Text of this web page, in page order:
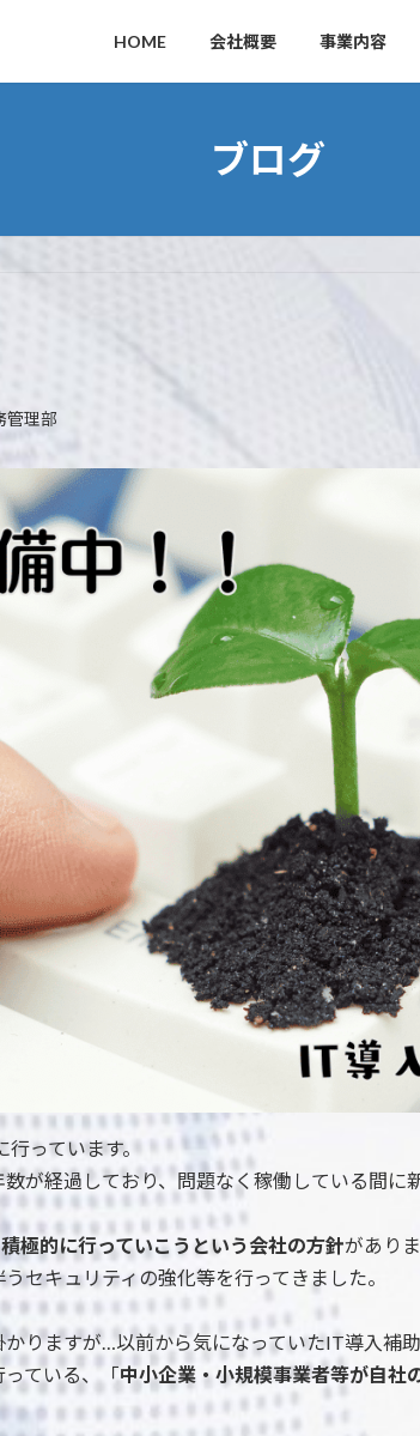
HOME 会社概要 事業内容
ブログ
管理部
っています。
が経過しており、問題なく稼働している間に
極的に行っていこうという会社の方針がありま
セキュリティの強化等を行ってきました。
りますが…以前から気になっていたIT導入補
ている、「中小企業・小規模事業者等が自社